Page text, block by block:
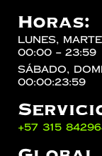
Horas:
lunes,
00:00 – 23:59
sábado,
00:00:23:59
‪+57 315